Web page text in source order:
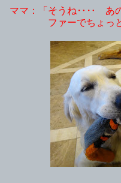
ママ：「そうね‥‥ あ
ファーでちょっ